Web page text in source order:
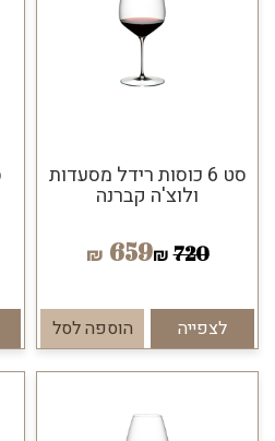
סט 6 כוסות רידל מסעדות
ולוצ'ה קברנה
720
₪
659
₪
לצפייה הוספה לסל